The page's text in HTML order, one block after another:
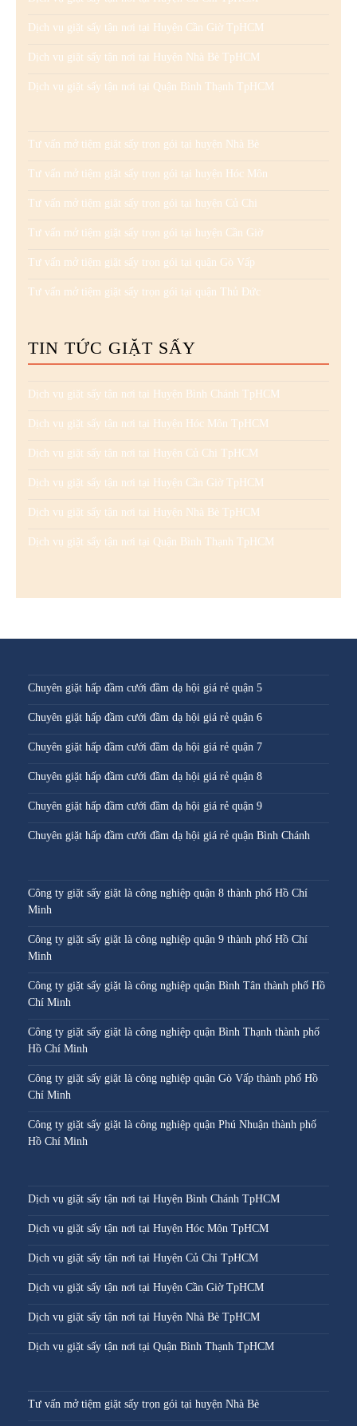
Dịch vụ giặt sấy tận nơi tại Huyện Cần Giờ TpHCM
Dịch vụ giặt sấy tận nơi tại Huyện Nhà Bè TpHCM
Dịch vụ giặt sấy tận nơi tại Quận Bình Thạnh TpHCM
Tư vấn mở tiệm giặt sấy trọn gói tại huyện Nhà Bè
Tư vấn mở tiệm giặt sấy trọn gói tại huyện Hóc Môn
Tư vấn mở tiệm giặt sấy trọn gói tại huyện Củ Chi
Tư vấn mở tiệm giặt sấy trọn gói tại huyện Cần Giờ
Tư vấn mở tiệm giặt sấy trọn gói tại quận Gò Vấp
Tư vấn mở tiệm giặt sấy trọn gói tại quận Thủ Đức
TIN TỨC GIẶT SẤY
Dịch vụ giặt sấy tận nơi tại Huyện Bình Chánh TpHCM
Dịch vụ giặt sấy tận nơi tại Huyện Hóc Môn TpHCM
Dịch vụ giặt sấy tận nơi tại Huyện Củ Chi TpHCM
Dịch vụ giặt sấy tận nơi tại Huyện Cần Giờ TpHCM
Dịch vụ giặt sấy tận nơi tại Huyện Nhà Bè TpHCM
Dịch vụ giặt sấy tận nơi tại Quận Bình Thạnh TpHCM
Chuyên giặt hấp đầm cưới đầm dạ hội giá rẻ quận 5
Chuyên giặt hấp đầm cưới đầm dạ hội giá rẻ quận 6
Chuyên giặt hấp đầm cưới đầm dạ hội giá rẻ quận 7
Chuyên giặt hấp đầm cưới đầm dạ hội giá rẻ quận 8
Chuyên giặt hấp đầm cưới đầm dạ hội giá rẻ quận 9
Chuyên giặt hấp đầm cưới đầm dạ hội giá rẻ quận Bình Chánh
Công ty giặt sấy giặt là công nghiệp quận 8 thành phố Hồ Chí
Minh
Công ty giặt sấy giặt là công nghiệp quận 9 thành phố Hồ Chí
Minh
Công ty giặt sấy giặt là công nghiệp quận Bình Tân thành phố Hồ
Chí Minh
Công ty giặt sấy giặt là công nghiệp quận Bình Thạnh thành phố
Hồ Chí Minh
Công ty giặt sấy giặt là công nghiệp quận Gò Vấp thành phố Hồ
Chí Minh
Công ty giặt sấy giặt là công nghiệp quận Phú Nhuận thành phố
Hồ Chí Minh
Dịch vụ giặt sấy tận nơi tại Huyện Bình Chánh TpHCM
Dịch vụ giặt sấy tận nơi tại Huyện Hóc Môn TpHCM
Dịch vụ giặt sấy tận nơi tại Huyện Củ Chi TpHCM
Dịch vụ giặt sấy tận nơi tại Huyện Cần Giờ TpHCM
Dịch vụ giặt sấy tận nơi tại Huyện Nhà Bè TpHCM
Dịch vụ giặt sấy tận nơi tại Quận Bình Thạnh TpHCM
Tư vấn mở tiệm giặt sấy trọn gói tại huyện Nhà Bè